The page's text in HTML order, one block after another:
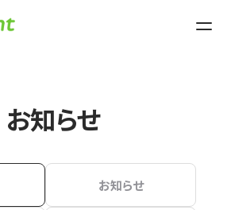
お知らせ
お知らせ